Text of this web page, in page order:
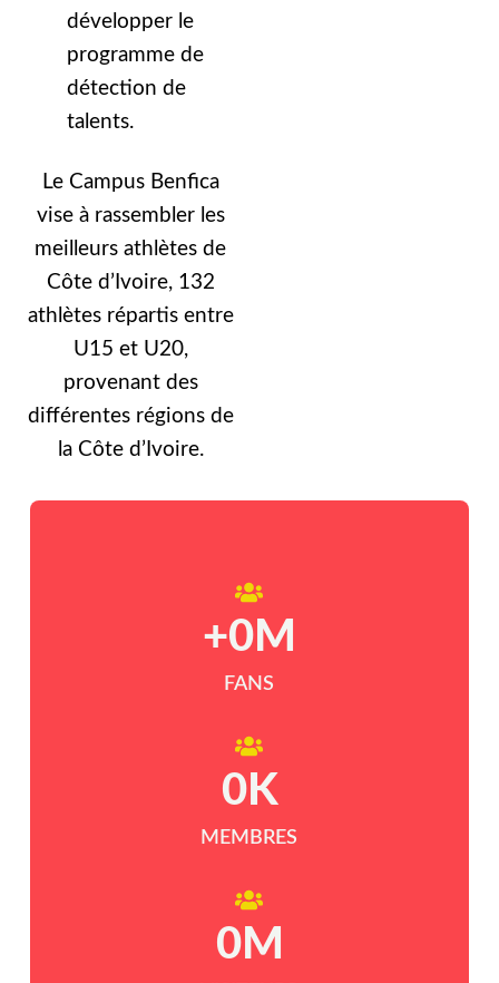
développer le
programme de
détection de
talents.
Le Campus Benfica
vise à rassembler les
meilleurs athlètes de
Côte d’Ivoire, 132
athlètes répartis entre
U15 et U20,
provenant des
différentes régions de
la Côte d’Ivoire.
FANS
+0 M
MEMBRES
0K
0M